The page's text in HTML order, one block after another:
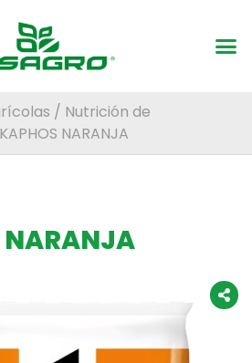
/ Nutrición de
NARANJA
NARANJA